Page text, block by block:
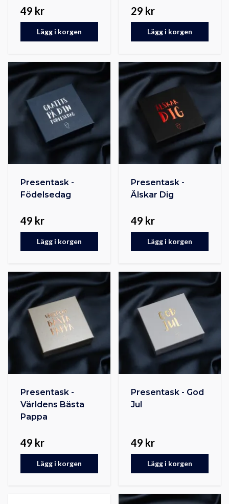
49 kr
Lägg i korgen
29 kr
Lägg i korgen
Presentask -
Födelsedag
49 kr
Lägg i korgen
Presentask -
Älskar Dig
49 kr
Lägg i korgen
Presentask -
Världens Bästa
Pappa
49 kr
Lägg i korgen
Presentask - God
Jul
49 kr
Lägg i korgen